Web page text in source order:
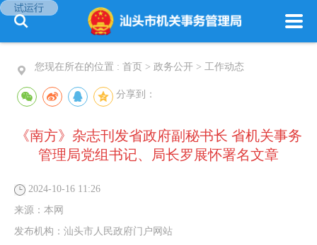
您现在所在的位置 : 首页 > 政务公开 > 工作动态
分享到：
《南方》杂志刊发省政府副秘书长 省机关事务
管理局党组书记、局长罗展怀署名文章
2024-10-16 11:26
来源： 本网
发布机构： 汕头市人民政府门户网站